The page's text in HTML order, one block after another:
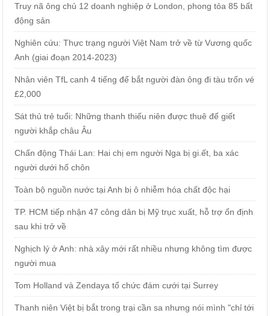
Truy nã ông chủ 12 doanh nghiệp ở London, phong tỏa 85 bất
động sản
Nghiên cứu: Thực trạng người Việt Nam trở về từ Vương quốc
Anh (giai đoạn 2014-2023)
Nhân viên TfL canh 4 tiếng để bắt người đàn ông đi tàu trốn vé
£2,000
Sát thủ trẻ tuổi: Những thanh thiếu niên được thuê để giết
người khắp châu Âu
Chấn động Thái Lan: Hai chị em người Nga bị gi.ết, ba xác
người dưới hố chôn
Toàn bộ nguồn nước tại Anh bị ô nhiễm hóa chất độc hại
TP. HCM tiếp nhận 47 công dân bị Mỹ trục xuất, hỗ trợ ổn định
sau khi trở về
Nghịch lý ở Anh: nhà xây mới rất nhiều nhưng không tìm được
người mua
Tom Holland và Zendaya tổ chức đám cưới tại Surrey
Thanh niên Việt bị bắt trong trại cần sa nhưng nói mình "chỉ tới